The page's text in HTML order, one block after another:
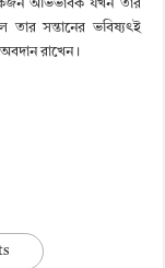
অভিভাবক যখন তার
সন্তানের ভবিষ্যৎই
রাখেন।